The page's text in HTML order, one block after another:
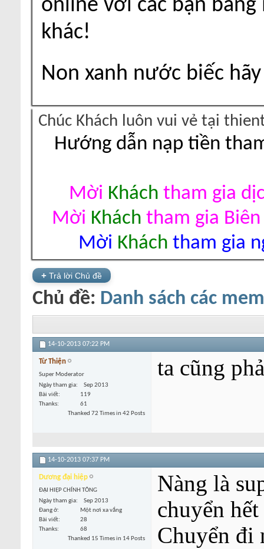
online với các bạn
khác!
Non xanh nước biếc
Chúc Khách luôn vui vẻ tại
Hướng dẫn nạp tiền
Mời Khách tham gia
Mời Khách tham gia
Mời Khách tham gia
+ Trả lời Chủ đề
Chủ đề: Danh sách các
14-10-2013 07:22 PM
Từ Thiện
Super Moderator
Ngày tham gia
Sep 2013
Bài viết
119
Thanks
61
Thanked 72 Times in 42 Posts
ta cũng
14-10-2013 07:37 PM
Dương đại hiệp
ĐẠI HIỆP CHÍNH TÔNG
Ngày tham gia
Sep 2013
Đang ở
Một nơi xa vắng
Bài viết
28
Thanks
68
Thanked 15 Times in 14 Posts
Nàng là
chuyển
Chuyển đi